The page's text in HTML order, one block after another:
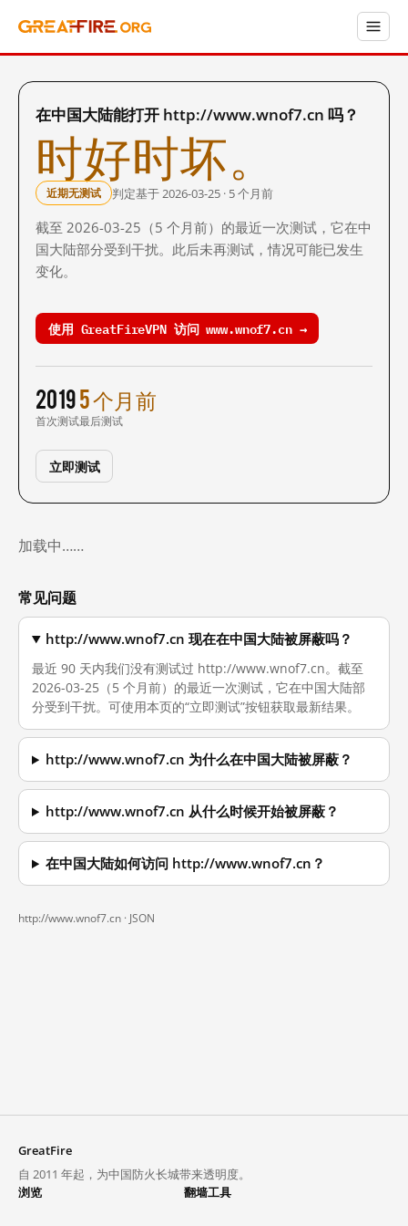
在中国大陆能打开 http://www.wnof7.cn 吗？
时好时坏。
近期无测试 判定基于 2026-03-25 · 5 个月前
截至 2026-03-25（5 个月前）的最近一次测试，它在中
国大陆部分受到干扰。此后未再测试，情况可能已发生
变化。
使用 GreatFireVPN 访问 www.wnof7.cn →
2019
首次测试
5 个月前
最后测试
立即测试
加载中……
常见问题
http://www.wnof7.cn 现在在中国大陆被屏蔽吗？
最近 90 天内我们没有测试过 http://www.wnof7.cn。截至
2026-03-25（5 个月前）的最近一次测试，它在中国大陆部
分受到干扰。可使用本页的“立即测试”按钮获取最新结果。
http://www.wnof7.cn 为什么在中国大陆被屏蔽？
http://www.wnof7.cn 从什么时候开始被屏蔽？
在中国大陆如何访问 http://www.wnof7.cn？
http://www.wnof7.cn · JSON
GreatFire
自 2011 年起，为中国防火长城带来透明度。
浏览
翻墙工具